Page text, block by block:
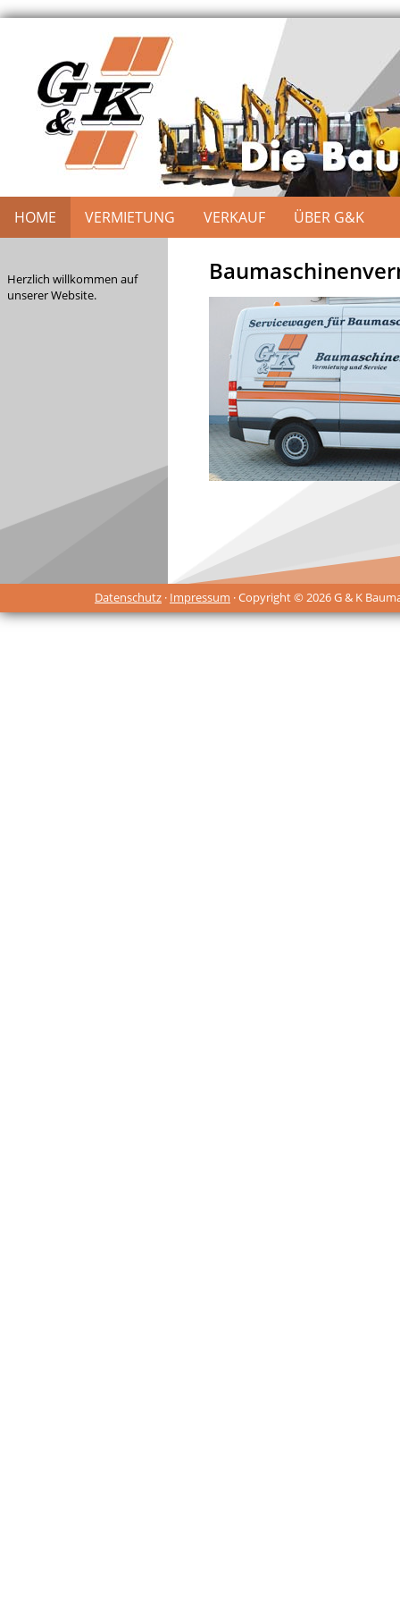
HOME VERMIETUNG VERKAUF ÜBER G&K
Herzlich willkommen auf
unserer Website.
Datenschutz · Impressum · Copyright © 2026 G & K